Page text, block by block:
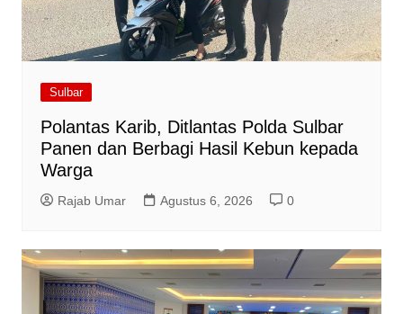
Sulbar
Polantas Karib, Ditlantas Polda Sulbar
Panen dan Berbagi Hasil Kebun kepada
Warga
Rajab Umar Agustus 6, 2026 0